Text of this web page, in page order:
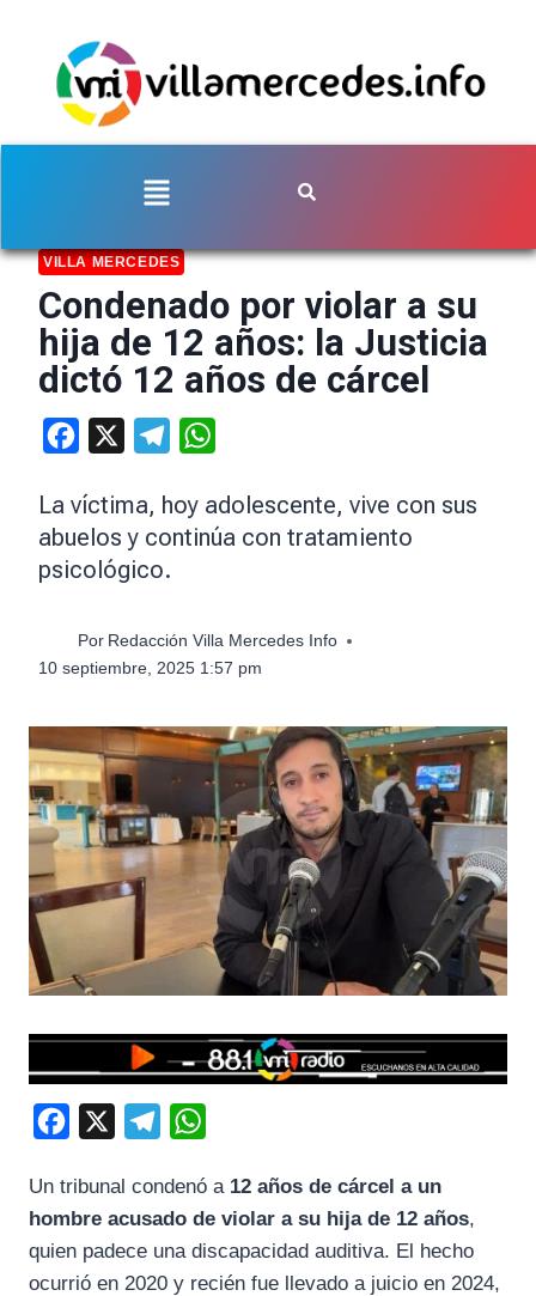
VILLA MERCEDES
Condenado por violar a su
hija de 12 años: la Justicia
dictó 12 años de cárcel
Facebook Telegram
La víctima, hoy adolescente, vive con sus
abuelos y continúa con tratamiento
psicológico.
Por Redacción Villa Mercedes Info
10 septiembre, 2025 1:57 pm
c
e
b
l
e
g
a
t
s
Un tribunal condenó a 12 años de cárcel a un
hombre acusado de violar a su hija de 12 años,
quien padece una discapacidad auditiva. El hecho
ocurrió en 2020 y recién fue llevado a juicio en 2024,